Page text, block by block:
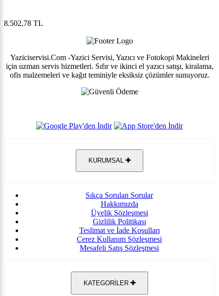
8.502,78 TL
Yaziciservisi.Com -Yazici Servisi, Yazıcı ve Fotokopi Makineleri
için uzman servis hizmetleri. Sıfır ve ikinci el yazıcı satışı, kiralama,
ofis malzemeleri ve kağıt teminiyle eksiksiz çözümler sunuyoruz.
KURUMSAL
Sıkça Sorulan Sorular
Hakkımızda
Üyelik Sözleşmesi
Gizlilik Politikası
Teslimat ve İade Koşulları
Çerez Kullanım Sözleşmesi
Mesafeli Satış Sözleşmesi
KATEGORİLER